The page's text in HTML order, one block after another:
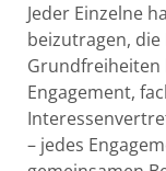
Jeder Einzelne
beizutragen,
Grundfreiheiten
Engagement,
– jedes